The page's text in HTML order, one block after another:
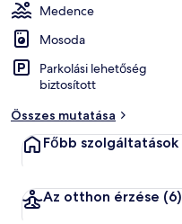
Medence
Mosoda
Parkolási lehetőség
biztosított
Összes mutatása
Főbb szolgáltatások
Az otthon érzése (6)